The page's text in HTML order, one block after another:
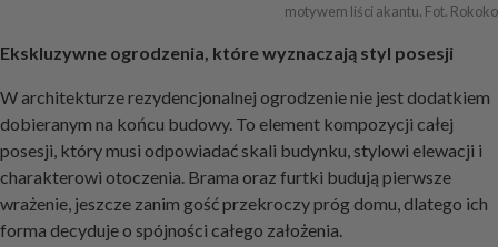
motywem liści akantu. Fot. Rokoko
Ekskluzywne ogrodzenia, które wyznaczają styl posesji
W architekturze rezydencjonalnej ogrodzenie nie jest dodatkiem
dobieranym na końcu budowy. To element kompozycji całej
posesji, który musi odpowiadać skali budynku, stylowi elewacji i
charakterowi otoczenia. Brama oraz furtki budują pierwsze
wrażenie, jeszcze zanim gość przekroczy próg domu, dlatego ich
forma decyduje o spójności całego założenia.